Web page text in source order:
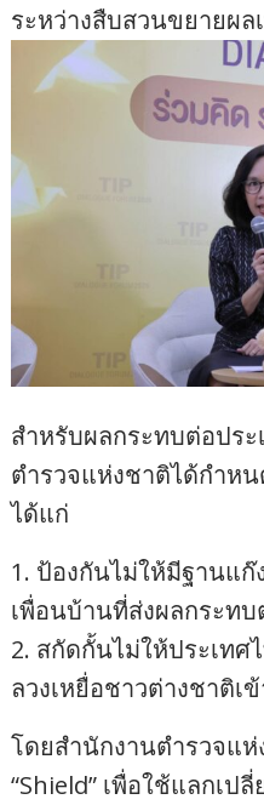
ระหว่างสืบสวนขยายผล
สำหรับผลกระทบต่อปร
ตำรวจแห่งชาติได้กำห
ได้แก่
1. ป้องกันไม่ให้มีฐานแก๊
เพื่อนบ้านที่ส่งผลกระท
2. สกัดกั้นไม่ให้ประเทศ
ลวงเหยื่อชาวต่างชาติเ
โดยสำนักงานตำรวจแ
“Shield” เพื่อใช้แลกเป